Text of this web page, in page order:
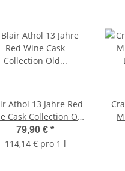
Athol 13 Jahre Red
Cask Collection Old
Particular 48,4% 0,7l
79,90 € *
114,14 € pro 1 l